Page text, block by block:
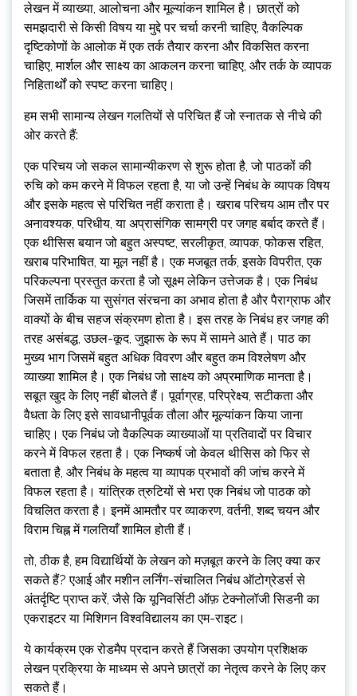
लेखन में व्याख्या, आलोचना और मूल्यांकन शामिल है। छात्रों को
समझदारी से किसी विषय या मुद्दे पर चर्चा करनी चाहिए, वैकल्पिक
दृष्टिकोणों के आलोक में एक तर्क तैयार करना और विकसित करना
चाहिए, मार्शल और साक्ष्य का आकलन करना चाहिए, और तर्क के व्यापक
निहितार्थों को स्पष्ट करना चाहिए।
हम सभी सामान्य लेखन गलतियों से परिचित हैं जो स्नातक से नीचे की
ओर करते हैं:
एक परिचय जो सकल सामान्यीकरण से शुरू होता है, जो पाठकों की
रुचि को कम करने में विफल रहता है, या जो उन्हें निबंध के व्यापक विषय
और इसके महत्व से परिचित नहीं कराता है। खराब परिचय आम तौर पर
अनावश्यक, परिधीय, या अप्रासंगिक सामग्री पर जगह बर्बाद करते हैं।
एक थीसिस बयान जो बहुत अस्पष्ट, सरलीकृत, व्यापक, फोकस रहित,
खराब परिभाषित, या मूल नहीं है। एक मजबूत तर्क, इसके विपरीत, एक
परिकल्पना प्रस्तुत करता है जो सूक्ष्म लेकिन उत्तेजक है। एक निबंध
जिसमें तार्किक या सुसंगत संरचना का अभाव होता है और पैराग्राफ और
वाक्यों के बीच सहज संक्रमण होता है। इस तरह के निबंध हर जगह की
तरह असंबद्ध, उछल-कूद, जुझारू के रूप में सामने आते हैं। पाठ का
मुख्य भाग जिसमें बहुत अधिक विवरण और बहुत कम विश्लेषण और
व्याख्या शामिल है। एक निबंध जो साक्ष्य को अप्रमाणिक मानता है।
सबूत खुद के लिए नहीं बोलते हैं। पूर्वाग्रह, परिप्रेक्ष्य, सटीकता और
वैधता के लिए इसे सावधानीपूर्वक तौला और मूल्यांकन किया जाना
चाहिए। एक निबंध जो वैकल्पिक व्याख्याओं या प्रतिवादों पर विचार
करने में विफल रहता है। एक निष्कर्ष जो केवल थीसिस को फिर से
बताता है, और निबंध के महत्व या व्यापक प्रभावों की जांच करने में
विफल रहता है। यांत्रिक त्रुटियों से भरा एक निबंध जो पाठक को
विचलित करता है। इनमें आमतौर पर व्याकरण, वर्तनी, शब्द चयन और
विराम चिह्न में गलतियाँ शामिल होती हैं।
तो, ठीक है, हम विद्यार्थियों के लेखन को मज़बूत करने के लिए क्या कर
सकते हैं? एआई और मशीन लर्निंग-संचालित निबंध ऑटोग्रेडर्स से
अंतर्दृष्टि प्राप्त करें, जैसे कि यूनिवर्सिटी ऑफ़ टेक्नोलॉजी सिडनी का
एकराइटर या मिशिगन विश्वविद्यालय का एम-राइट।
ये कार्यक्रम एक रोडमैप प्रदान करते हैं जिसका उपयोग प्रशिक्षक
लेखन प्रक्रिया के माध्यम से अपने छात्रों का नेतृत्व करने के लिए कर
सकते हैं।